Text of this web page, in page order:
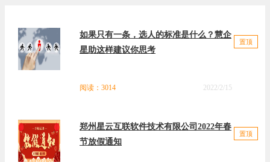
签约动态
如果只有一条，选人的标准是什么？慧企
星助这样建议你思考
置顶
阅读：3014 2022/2/15
郑州星云互联软件技术有限公司2022年春
节放假通知
置顶